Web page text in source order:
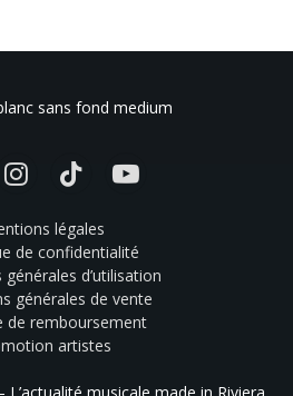
InstagramTikTok YouTube
légales
de confidentialité
d’utilisation
générales de vente
de remboursement
artistes